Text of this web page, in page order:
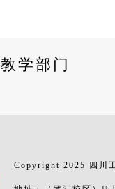
教学部门
Copyright 2025 四川